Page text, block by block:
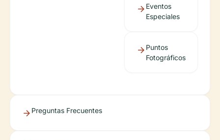
Eventos
Especiales
Puntos
Fotográficos
Preguntas Frecuentes